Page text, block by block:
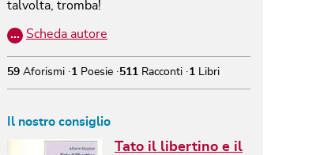
talvolta, tromba!
… Scheda autore
59 Aforismi 1 Poesie 511 Racconti 1 Libri
Il nostro consiglio
Tato il libertino e il